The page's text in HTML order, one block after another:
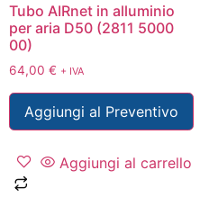
Tubo AIRnet in alluminio
per aria D50 (2811 5000
00)
64,00 € + IVA
Aggiungi al Preventivo
Aggiungi al carrello